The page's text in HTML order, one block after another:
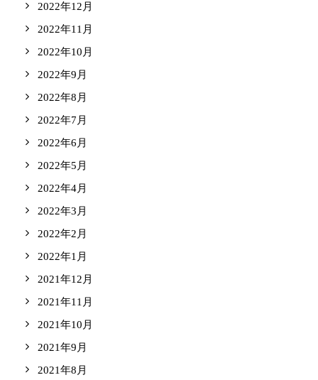
2022年12月
2022年11月
2022年10月
2022年9月
2022年8月
2022年7月
2022年6月
2022年5月
2022年4月
2022年3月
2022年2月
2022年1月
2021年12月
2021年11月
2021年10月
2021年9月
2021年8月